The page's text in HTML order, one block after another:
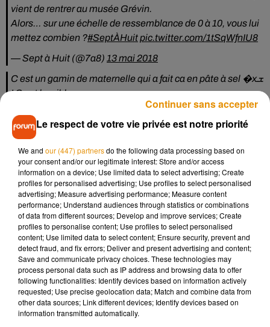
vient de rentrer au musée Grévin.
Alors… sur une échelle de ressemblance de 0 à 10, vous lui
mettez combien ?#SeptÀHuitpic.twitter.com/1tSqWfnIU8
— Sept à Huit (@7a8) 13 mai 2018
C est un gamin de maternelle qui a fait ca en pâte à sel �xܫ
! C est horrible
— A L E X (@alouxe01)
Un ratage complet �x€x€xÂ
— Cécile Charlaine (@cecilecharl1)13 mai 2018
C'est Gilbert Montagné qui l'a fait ?
— Laurent (@Pinpin14)13 mai 2018
Franchement elle est ratée. Elle n'est pas assez belle par
rapport au président et elle le vieillit.
— QueenOfKillers (@QueenOfKillers1)13 mai 2018
On peut mettre des notes négatives ?
— Laura �ܾ (@xmas_pumpkin)13 mai 2018
C’est Macron mais avec l’âge de Brigitte �xÂ
Le respect de votre vie privée est notre priorité
We and our (447) partnersdo the following data processing based on
your consent and/or our legitimate interest: Store and/or access
information on a device; Use limited data to select advertising; Create
profiles for personalised advertising; Use profiles to select personalised
advertising; Measure advertising performance; Measure content
performance; Understand audiences through statistics or combinations
of data from different sources; Develop and improve services; Create
profiles to personalise content; Use profiles to select personalised
content; Use limited data to select content; Ensure security, prevent and
detect fraud, and fix errors; Deliver and present advertising and content;
Save and communicate privacy choices. These technologies may
process personal data such as IP address and browsing data to offer
following functionalities: Identify devices based on information actively
requested; Use precise geolocation data; Match and combine data from
other data sources; Link different devices; Identify devices based on
information transmitted automatically.
Continuer sans accepter